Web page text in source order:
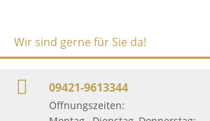
Wir sind gerne für Sie da!
09421-9613344
Öffnungszeiten: